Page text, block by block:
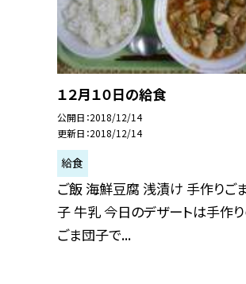
１２月１０日の給食
公開日 2018/12/14
更新日 2018/12/14
給食
ご飯 海鮮豆腐 浅漬け 手作りご
子 牛乳 今日のデザートは手作
ごま団子で...